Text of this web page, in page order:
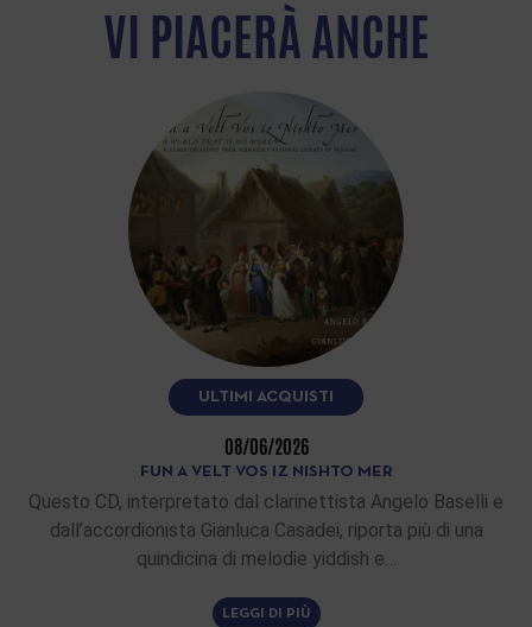
VI PIACERÀ ANCHE
ULTIMI ACQUISTI
08/06/2026
FUN A VELT VOS IZ NISHTO MER
Questo CD, interpretato dal clarinettista Angelo Baselli e
dall’accordionista Gianluca Casadei, riporta più di una
quindicina di melodie yiddish e…
LEGGI DI PIÙ